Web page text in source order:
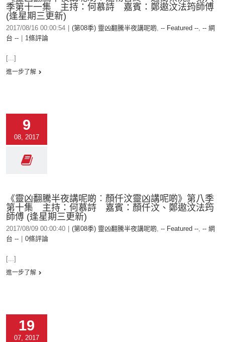
季第十一集 主持：何慕詩 嘉賓：鄭遨汶法筠師傅
(逢星期三更新)
2017/08/16 00:00:54 (第08季) 靈凶翻騰半夜講呢啲, -- Featured --, -- 網
台 --
1條評論
[...]
進一步了解
9
08, 2017
《靈凶翻騰半夜講呢啲︰顏仟汶靈凶講呢啲》第八季
第十集 主持：何慕詩 嘉賓：顏仟汶、鄭遨汶法筠
師傅 (逢星期三更新)
2017/08/09 00:00:40 (第08季) 靈凶翻騰半夜講呢啲, -- Featured --, -- 網
台 --
0條評論
[...]
進一步了解
19
07, 2017